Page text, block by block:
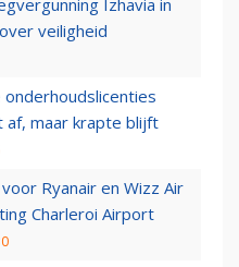
Izhavia in
veiligheid
af, maar krapte blijft
Ryanair en Wizz Air
Charleroi Airport